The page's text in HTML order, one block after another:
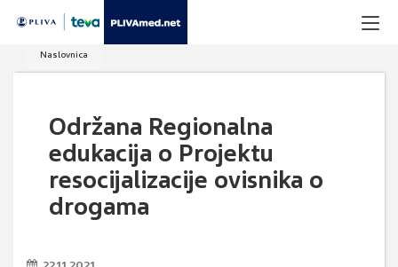
Naslovnica
Održana Regionalna
edukacija o Projektu
resocijalizacije ovisnika o
drogama